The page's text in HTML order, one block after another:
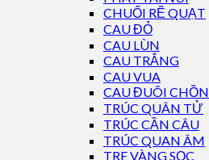
CHUỐI RẼ QUẠT
CAU ĐỎ
CAU LÙN
CAU TRẮNG
CAU VUA
CAU ĐUÔI CHỒN
TRÚC QUÂN TỬ
TRÚC CẦN CÂU
TRÚC QUAN ÂM
TRE VÀNG SỌC